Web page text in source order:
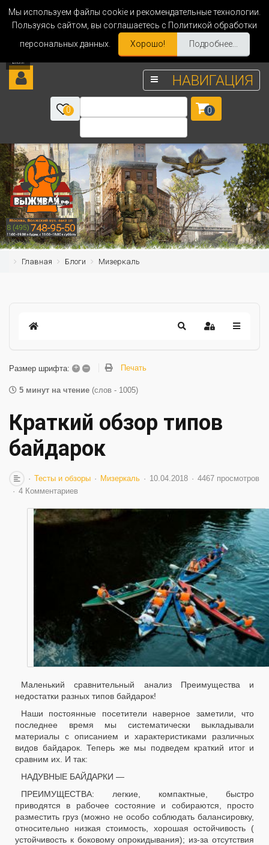
Мы используем файлы cookie и рекомендательные технологии.
Пользуясь сайтом, вы соглашаетесь с Политикой обработки
персональных данных.
Хорошо! Подробнее...
НАВИГАЦИЯ
0 0
Главная Блоги Мизеркаль
Размер шрифта: + – Печать
5 минут на чтение (слов - 1005)
Краткий обзор типов
байдарок
Тесты и обзоры Мизеркаль 10.04.2018
4467 просмотров
4 Комментариев
Маленький сравнительный анализ Преимущества и
недостатки разных типов байдарок!
Наши постоянные посетители наверное заметили, что
последнее время мы систематически выкладывали
материалы с описанием и характеристиками различных
видов байдарок. Теперь же мы подведем краткий итог и
сравним их. И так:
НАДУВНЫЕ БАЙДАРКИ —
ПРЕИМУЩЕСТВА: легкие, компактные, быстро
приводятся в рабочее состояние и собираются, просто
разместить груз (можно не особо соблюдать балансировку,
относительно низкая стоимость, хорошая остойчивость (
устойчивость к боковому опрокидывания); из-за отсутствия